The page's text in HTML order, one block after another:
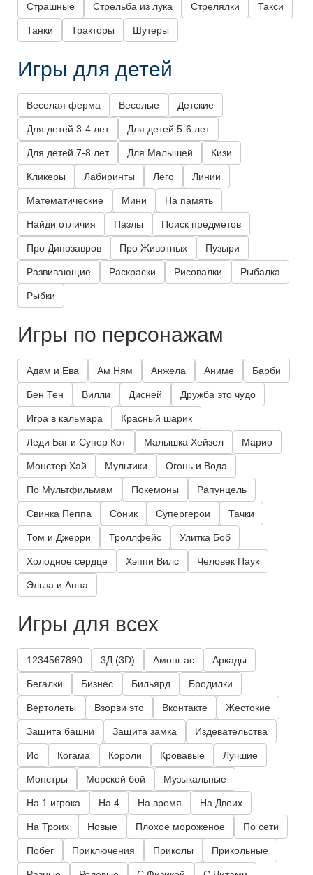
Страшные Стрельба из лука Стрелялки Такси
Танки Тракторы Шутеры
Игры для детей
Веселая ферма Веселые Детские
Для детей 3-4 лет Для детей 5-6 лет
Для детей 7-8 лет Для Малышей Кизи
Кликеры Лабиринты Лего Линии
Математические Мини На память
Найди отличия Пазлы Поиск предметов
Про Динозавров Про Животных Пузыри
Развивающие Раскраски Рисовалки Рыбалка
Рыбки
Игры по персонажам
Адам и Ева Ам Ням Анжела Аниме Барби
Бен Тен Вилли Дисней Дружба это чудо
Игра в кальмара Красный шарик
Леди Баг и Супер Кот Малышка Хейзел Марио
Монстер Хай Мультики Огонь и Вода
По Мультфильмам Покемоны Рапунцель
Свинка Пеппа Соник Супергерои Тачки
Том и Джерри Троллфейс Улитка Боб
Холодное сердце Хэппи Вилс Человек Паук
Эльза и Анна
Игры для всех
1234567890 3Д (3D) Амонг ас Аркады
Бегалки Бизнес Бильярд Бродилки
Вертолеты Взорви это Вконтакте Жестокие
Защита башни Защита замка Издевательства
Ио Когама Короли Кровавые Лучшие
Монстры Морской бой Музыкальные
На 1 игрока На 4 На время На Двоих
На Троих Новые Плохое мороженое По сети
Побег Приключения Приколы Прикольные